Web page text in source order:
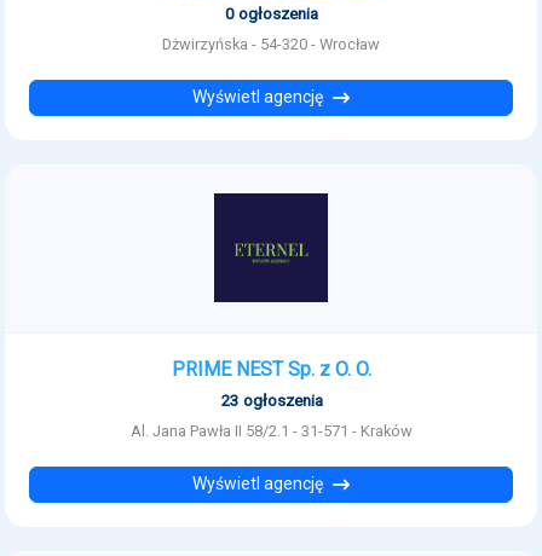
0 ogłoszenia
Dżwirzyńska - 54-320 - Wrocław
Wyświetl agencję
PRIME NEST Sp. z O. O.
23 ogłoszenia
Al. Jana Pawła II 58/2.1 - 31-571 - Kraków
Wyświetl agencję